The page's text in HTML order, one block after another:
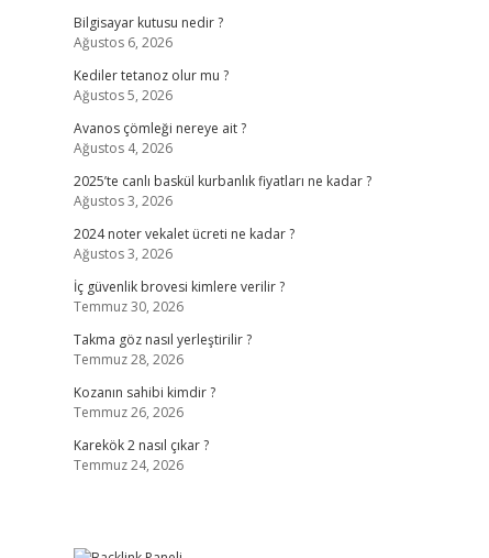
Bilgisayar kutusu nedir ?
Ağustos 6, 2026
Kediler tetanoz olur mu ?
Ağustos 5, 2026
Avanos çömleği nereye ait ?
Ağustos 4, 2026
2025’te canlı baskül kurbanlık fiyatları ne kadar ?
Ağustos 3, 2026
2024 noter vekalet ücreti ne kadar ?
Ağustos 3, 2026
İç güvenlik brovesi kimlere verilir ?
Temmuz 30, 2026
Takma göz nasıl yerleştirilir ?
Temmuz 28, 2026
Kozanın sahibi kimdir ?
Temmuz 26, 2026
Karekök 2 nasıl çıkar ?
Temmuz 24, 2026